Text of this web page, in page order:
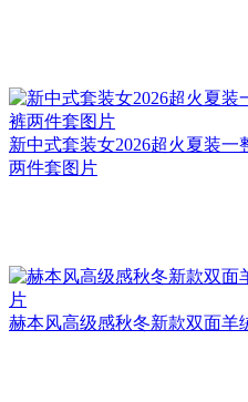
新中式套装女2026超火夏装
两件套图片
赫本风高级感秋冬新款双面羊